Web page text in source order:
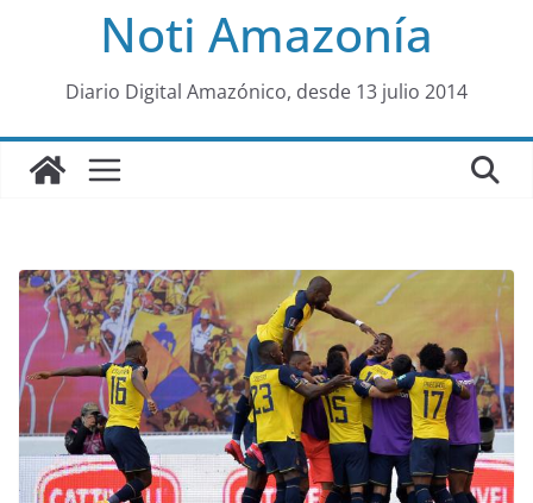
al
Noti Amazonía
Diario Digital Amazónico, desde 13 julio 2014